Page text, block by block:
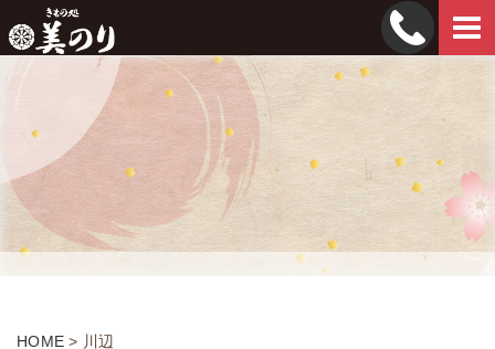
HOME > 川辺